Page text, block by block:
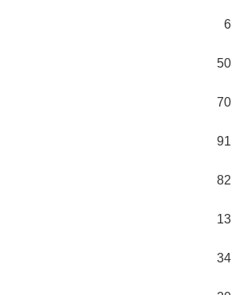
6
50
70
91
82
13
34